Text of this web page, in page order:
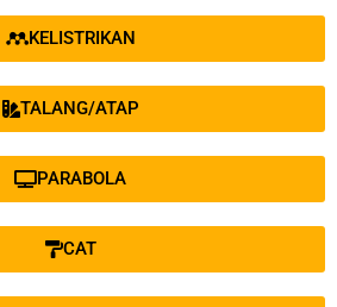
KELISTRIKAN
TALANG/ATAP
PARABOLA
CAT